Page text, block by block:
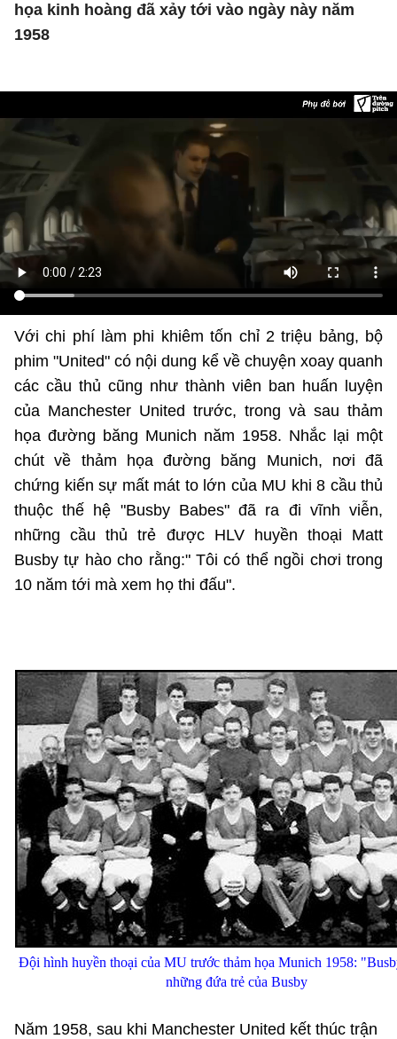
họa kinh hoàng đã xảy tới vào ngày này năm
1958
Với chi phí làm phi khiêm tốn chỉ 2 triệu bảng, bộ
phim "United" có nội dung kể về chuyện xoay quanh
các cầu thủ cũng như thành viên ban huấn luyện
của Manchester United trước, trong và sau thảm
họa đường băng Munich năm 1958. Nhắc lại một
chút về thảm họa đường băng Munich, nơi đã
chứng kiến sự mất mát to lớn của MU khi 8 cầu thủ
thuộc thế hệ "Busby Babes" đã ra đi vĩnh viễn,
những cầu thủ trẻ được HLV huyền thoại Matt
Busby tự hào cho rằng:" Tôi có thể ngồi chơi trong
10 năm tới mà xem họ thi đấu".
Đội hình huyền thoại của MU trước thảm họa Munich 1958:
những đứa trẻ của Busby
Năm 1958, sau khi Manchester United kết thúc trận